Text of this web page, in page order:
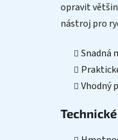
opravit
nástroj pro
Snadná
Vhodný